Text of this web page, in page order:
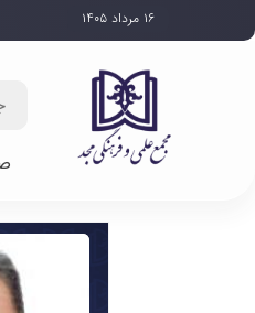
۱۶ مرداد ۱۴۰۵